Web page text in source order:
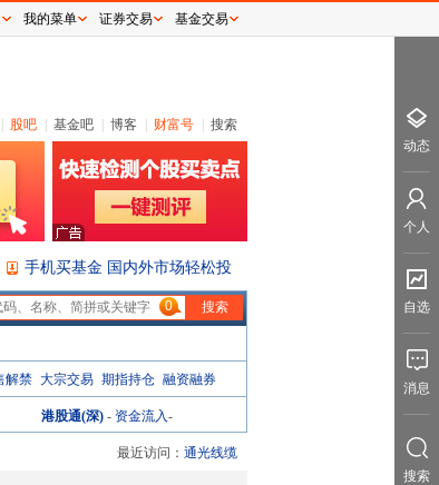
股吧 基金吧 博客 财富号 搜索
手机买基金 国内外市场轻松投
0
解禁 大宗交易 期指持仓 融资融券
港股通(深) - 资金流入-
最近访问： 通光线缆
我的菜单 证券交易 基金交易
动态
个人
自选
消息
搜索